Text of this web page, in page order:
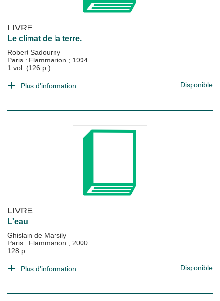
LIVRE
Le climat de la terre.
Robert Sadourny
Paris : Flammarion ; 1994
1 vol. (126 p.)
Plus d'information... Disponible
LIVRE
L'eau
Ghislain de Marsily
Paris : Flammarion ; 2000
128 p.
Plus d'information... Disponible